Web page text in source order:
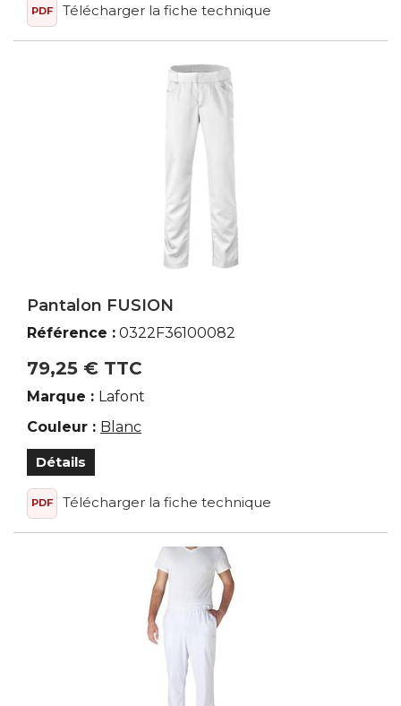
PDF Télécharger la fiche technique
Pantalon FUSION
Référence : 0322F36100082
79,25 € TTC
Marque : Lafont
Couleur : Blanc
Détails
PDF Télécharger la fiche technique